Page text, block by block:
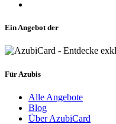
Ein Angebot der
Für Azubis
Alle Angebote
Blog
Über AzubiCard